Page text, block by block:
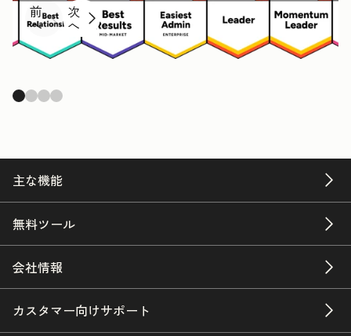
前
へ
次
へ
主な機能
無料ツール
会社情報
カスタマー向けサポート